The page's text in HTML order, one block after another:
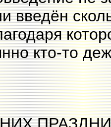
введён
кто-то